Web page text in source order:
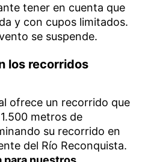
tener en cuenta que
y con cupos limitados.
se suspende.
los recorridos
ofrece un recorrido que
metros de
su recorrido en
del Río Reconquista.